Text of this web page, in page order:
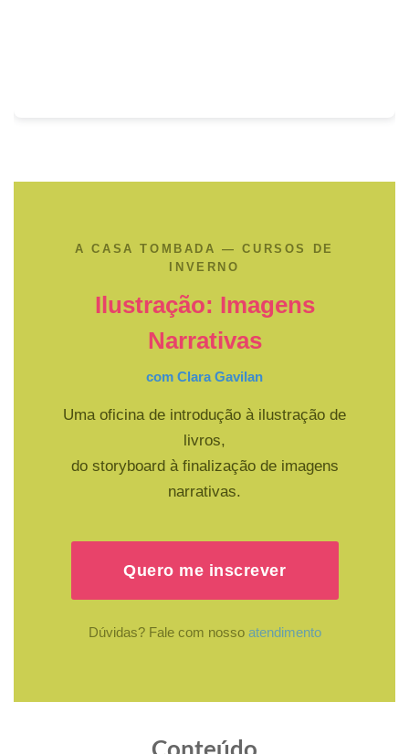
A CASA TOMBADA — CURSOS DE
INVERNO
Ilustração: Imagens
Narrativas
com Clara Gavilan
Uma oficina de introdução à ilustração de
livros,
do storyboard à finalização de imagens
narrativas.
Quero me inscrever
Dúvidas? Fale com nosso atendimento